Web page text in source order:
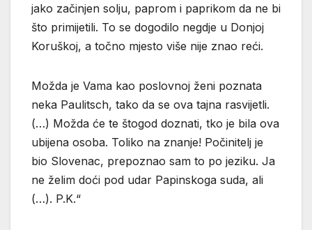
jako začinjen solju, paprom i paprikom da ne bi
što primijetili. To se dogodilo negdje u Donjoj
Koruškoj, a točno mjesto više nije znao reći.
Možda je Vama kao poslovnoj ženi poznata
neka Paulitsch, tako da se ova tajna rasvijetli.
(…) Možda će te štogod doznati, tko je bila ova
ubijena osoba. Toliko na znanje! Počinitelj je
bio Slovenac, prepoznao sam to po jeziku. Ja
ne želim doći pod udar Papinskoga suda, ali
(…). P.K.“